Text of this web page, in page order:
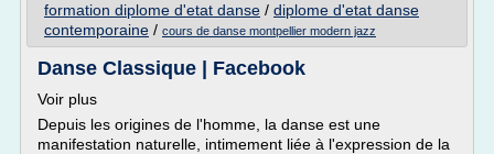
formation diplome d'etat danse / diplome d'etat danse
contemporaine / cours de danse montpellier modern jazz
Danse Classique | Facebook
Voir plus
Depuis les origines de l'homme, la danse est une
manifestation naturelle, intimement liée à l'expression de la